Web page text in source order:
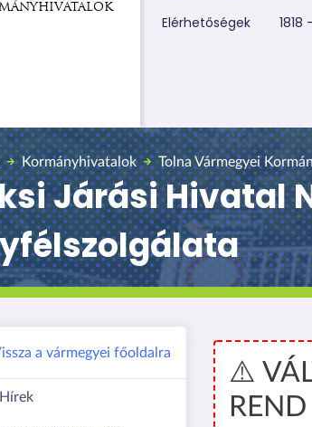
Kereső
Elérhetőségek
Kormányhivatalok Tolna Vármegyei
Járási Hivatal
a vármegyei főoldalra
Hírek
⚠️